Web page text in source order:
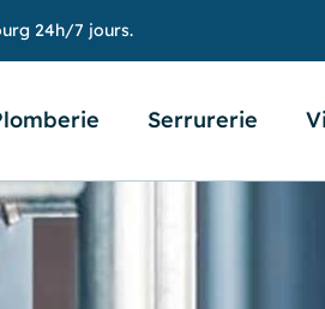
24h/7 jours.
Serrurerie